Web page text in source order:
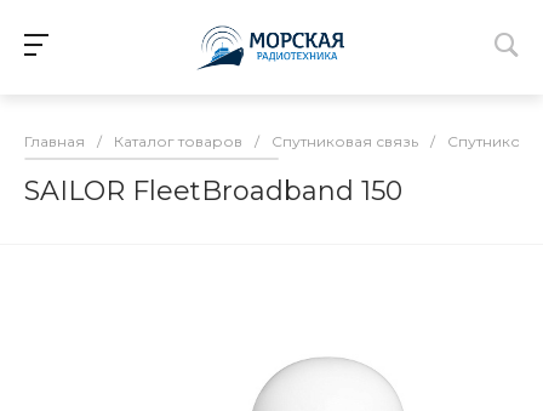
Главная / Каталог товаров / Спутниковая связь /
SAILOR FleetBroadband 150